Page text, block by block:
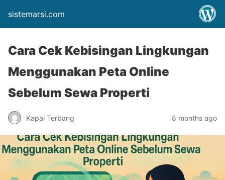
sistemarsi.com
Cara Cek Kebisingan Lingkungan
Menggunakan Peta Online
Sebelum Sewa Properti
Kapal Terbang 8 months ago